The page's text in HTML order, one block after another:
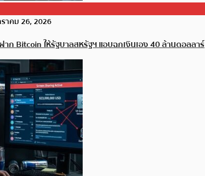
าคม 26, 2026
ก Bitcoin ให้รัฐบาลสหรัฐฯ แอบฉกเงินเอง 40 ล้านดอลลาร์